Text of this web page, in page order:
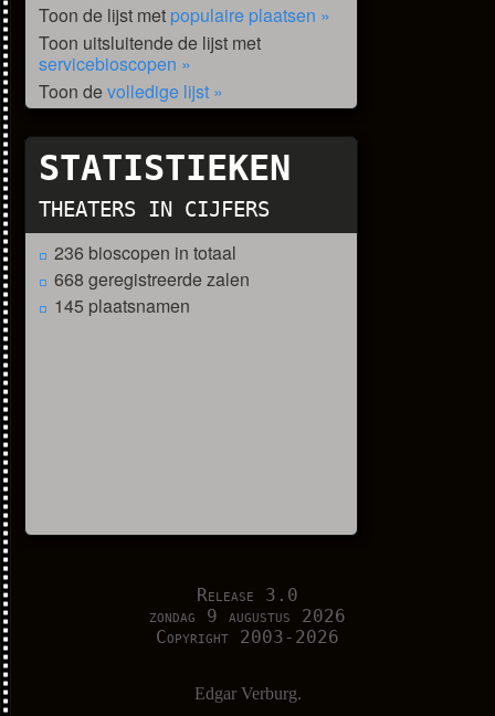
Toon de lijst met populaire plaatsen »
Toon uitsluitende de lijst met
servicebioscopen »
Toon de volledige lijst »
STATISTIEKEN
THEATERS IN CIJFERS
236 bioscopen in totaal
668 geregistreerde zalen
145 plaatsnamen
Release 3.0
zondag 9 augustus 2026
Copyright 2003-2026
Edgar Verburg.